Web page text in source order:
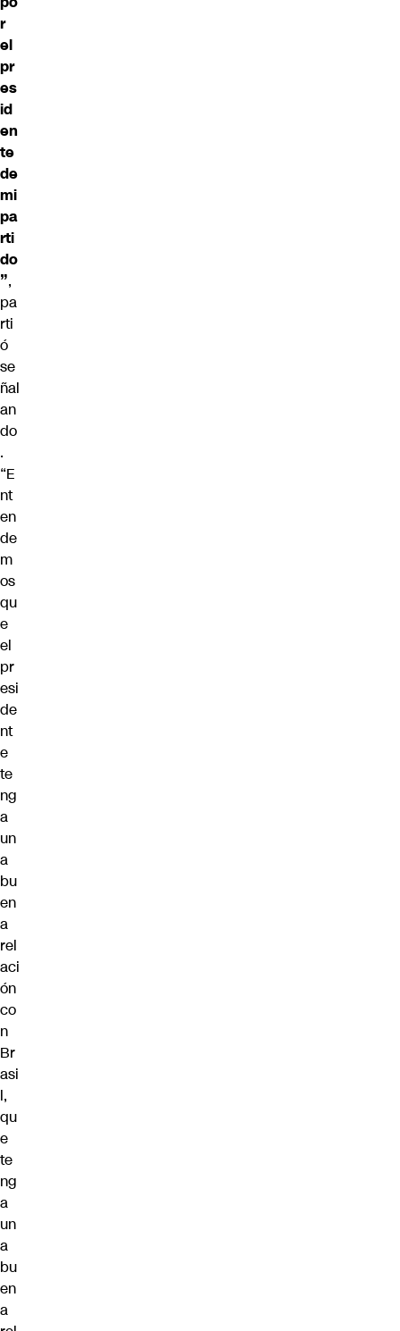
r
el
pr
es
id
en
te
de
mi
pa
rti
do
”,
pa
rti
ó
se
ñal
an
do
.
“E
nt
en
de
m
os
qu
e
el
pr
esi
de
nt
e
te
ng
a
un
a
bu
en
a
rel
aci
ón
co
n
Br
asi
l,
qu
e
te
ng
a
un
a
bu
en
a